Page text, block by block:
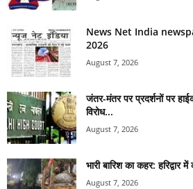
News Net India
2026
August 7, 2026
जंतर-मंतर पर प्रदर्शनों पर
विरोध...
August 7, 2026
भारी बारिश का कहर: हरिद्वार
August 7, 2026